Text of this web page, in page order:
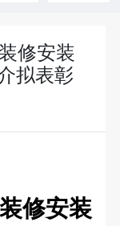
修安装
拟表彰
修安装